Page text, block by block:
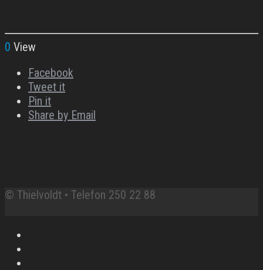
0 View
Facebook
Tweet it
Pin it
Share by Email
© Thielvoldt • Telefon 250 22 88